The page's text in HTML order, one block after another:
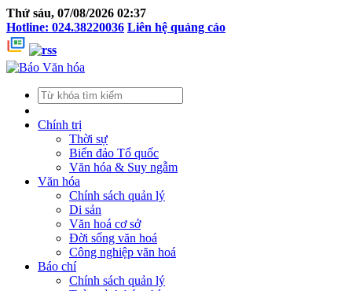
Thứ sáu, 07/08/2026 02:37
Hotline: 024.38220036 Liên hệ quảng cáo
Chính trị
Thời sự
Biển đảo Tổ quốc
Văn hóa & Suy ngẫm
Văn hóa
Chính sách quản lý
Di sản
Văn hoá cơ sở
Đời sống văn hoá
Công nghiệp văn hoá
Báo chí
Chính sách quản lý